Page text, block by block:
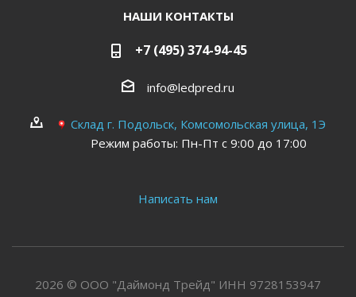
НАШИ КОНТАКТЫ
+7 (495) 374-94-45
info@ledpred.ru
Склад г. Подольск, Комсомольская улица, 1Э
Режим работы: Пн-Пт с 9:00 до 17:00
Написать нам
2026 © ООО "Даймонд Трейд" ИНН 9728153947